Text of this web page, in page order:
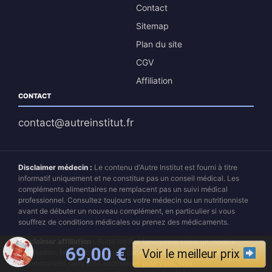
Contact
Sitemap
Plan du site
CGV
Affiliation
CONTACT
contact@autreinstitut.fr
Disclaimer médecin : Le contenu d'Autre Institut est fourni à titre
informatif uniquement et ne constitue pas un conseil médical. Les
compléments alimentaires ne remplacent pas un suivi médical
professionnel. Consultez toujours votre médecin ou un nutritionniste
avant de débuter un nouveau complément, en particulier si vous
souffrez de conditions médicales ou prenez des médicaments.
Disclaimer affiliation :
Autre Institut fonctionne selon un modèle
d'affiliation. Nous recevons des commissions sur les produits
recommandés sans coût additionnel pour vous. Nos
Le prix initial était :
69,00 €Le prix actuel est
Voir le meilleur prix